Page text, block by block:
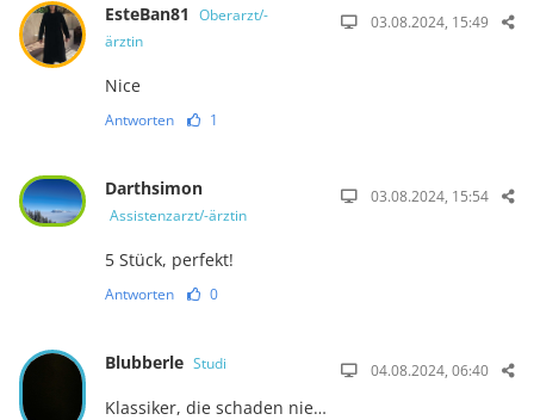
EsteBan81 Oberarzt/-
ärztin
03.08.2024, 15:49
Nice
Antworten 1
Darthsimon
Assistenzarzt/-ärztin
03.08.2024, 15:54
5 Stück, perfekt!
Antworten 0
Blubberle Studi 04.08.2024, 06:40
Klassiker, die schaden nie…